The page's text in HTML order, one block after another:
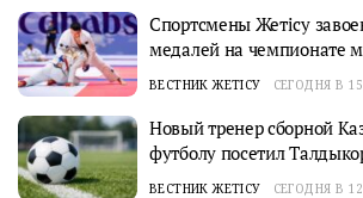
Спортсмены Жетісу
медалей на чемпионате
ВЕСТНИК ЖЕТІСУ СЕГОДНЯ В
Новый тренер сборной
футболу посетил
ВЕСТНИК ЖЕТІСУ СЕГОДНЯ В